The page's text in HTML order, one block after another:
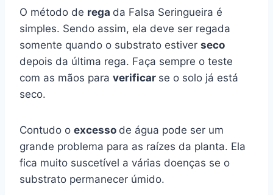
O método de rega da Falsa Seringueira é
simples. Sendo assim, ela deve ser regada
somente quando o substrato estiver seco
depois da última rega. Faça sempre o teste
com as mãos para verificar se o solo já está
seco.
Contudo o excesso de água pode ser um
grande problema para as raízes da planta. Ela
fica muito suscetível a várias doenças se o
substrato permanecer úmido.